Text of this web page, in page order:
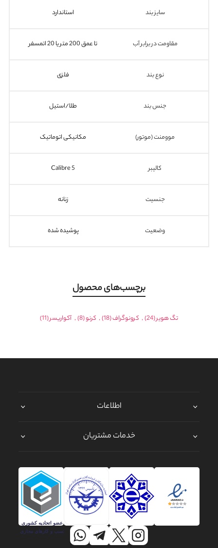
سایز بند استاندارد
مقاومت در برابر آب تا عمق 200 متر یا 20 اتمسفر
نوع بند فلزی
جنس بند طلا/استیل
موومنت (موتور) مکانیکی اتوماتیک
کالیبر Calibre 5
جنسیت زنانه
وضعیت پوشیده شده
برچسب‌های محصول
تگ هویر(24)
, کرونوگراف(18)
, کرنو(8)
, آکواریسر(11)
اطلاعات
خدمات مشتریان